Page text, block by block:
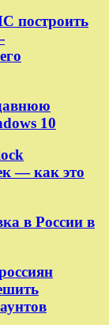
построить
10
— как это
в России в